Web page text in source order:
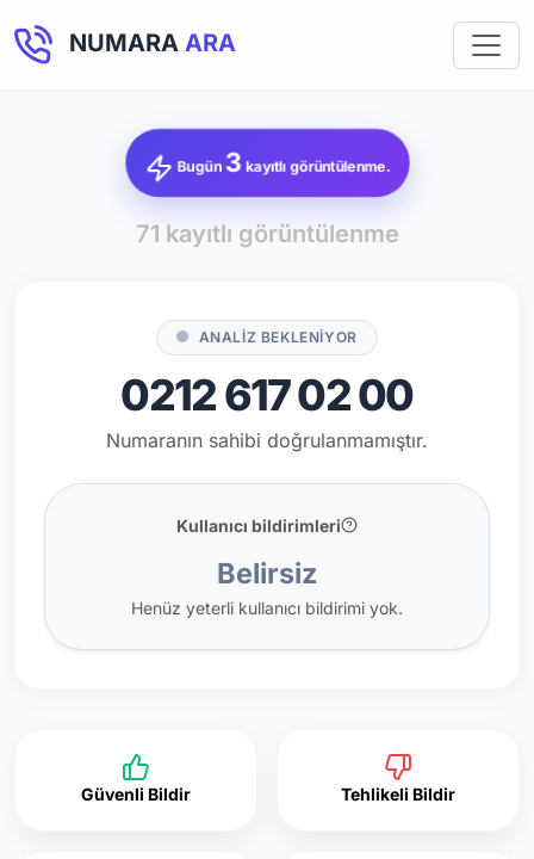
NUMARA ARA
Bugün3 kayıtlı görüntülenme.
71 kayıtlı görüntülenme
ANALİZ BEKLENİYOR
0212 617 02 00
Numaranın sahibi doğrulanmamıştır.
Kullanıcı bildirimleri
Belirsiz
Henüz yeterli kullanıcı bildirimi yok.
Güvenli Bildir Tehlikeli Bildir